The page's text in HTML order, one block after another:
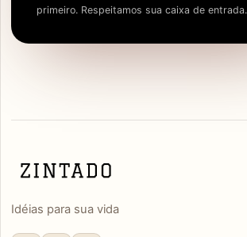
primeiro. Respeitamos sua caixa de entrada.
Idéias para sua vida